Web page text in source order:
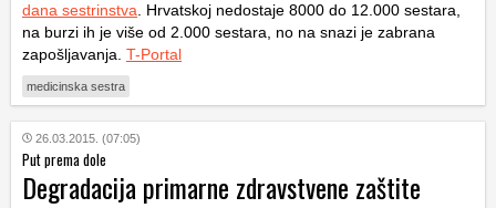
dana sestrinstva . Hrvatskoj nedostaje 8000 do 12.000 sestara,
na burzi ih je više od 2.000 sestara, no na snazi je zabrana
zapošljavanja. T-Portal
medicinska sestra
26.03.2015. (07:05)
Put prema dole
Degradacija primarne zdravstvene zaštite